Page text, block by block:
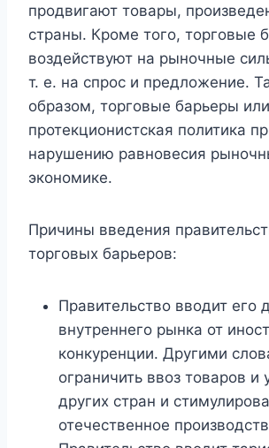
продвигают товары,
страны. Кроме того, торговые
воздействуют на рыночные
т. е. на спрос и предложение.
образом, торговые барьеры или
протекционистская политика
нарушению равновесия
экономике.
Причины введения
торговых барьеров:
Правительство вводит его
внутреннего рынка от
конкуренции. Другими
ограничить ввоз товаров и
других стран и
отечественное